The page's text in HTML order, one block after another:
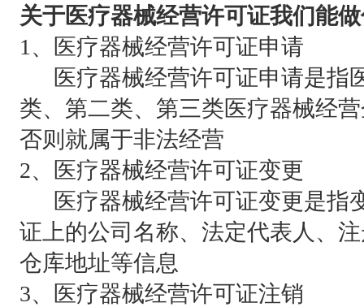
关于医疗器械经营许可证我们能
1、医疗器械经营许可证申请
医疗器械经营许可证申请是指
类、第二类、第三类医疗器械经
否则就属于非法经营
2、医疗器械经营许可证变更
医疗器械经营许可证变更是指
证上的公司名称、法定代表人、
仓库地址等信息
3、医疗器械经营许可证注销